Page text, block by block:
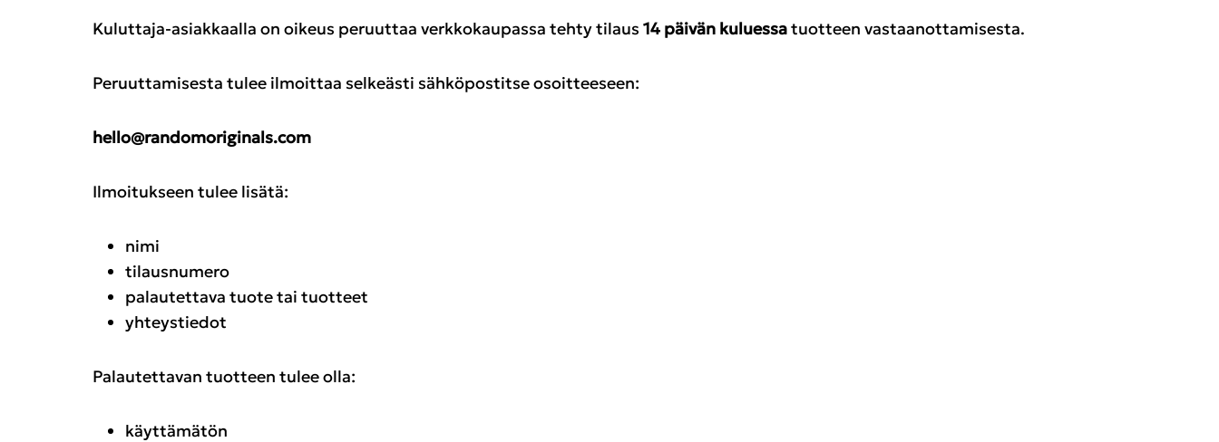
Kuluttaja-asiakkaalla on oikeus peruuttaa verkkokaupassa tehty tilaus 14 päivän kuluessatuotteen vastaanottamisesta.
Peruuttamisesta tulee ilmoittaa selkeästi sähköpostitse osoitteeseen:
hello@randomoriginals.com
Ilmoitukseen tulee lisätä:
nimi
tilausnumero
palautettava tuote tai tuotteet
yhteystiedot
Palautettavan tuotteen tulee olla:
käyttämätön